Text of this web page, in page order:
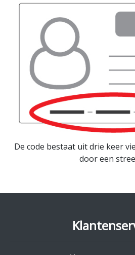
De code bestaat uit drie keer
door een